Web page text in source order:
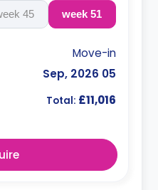
51 week
45 week
Move-in
05 Sep, 2026
Total: £11,016